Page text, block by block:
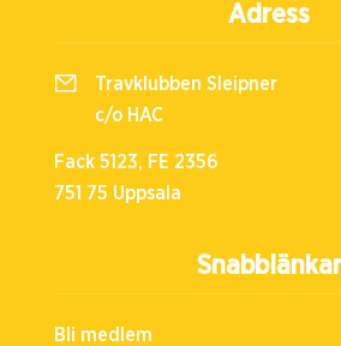
Snabblänkar
Bli medlem
Adress
Travklubben Sleipner
c/o HAC
Fack 5123, FE 2356
751 75 Uppsala